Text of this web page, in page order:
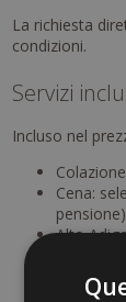
La richiesta
condizioni.
Servizi
Incluso nel
Cena:
pensione)
Alto
Ampio
10% di